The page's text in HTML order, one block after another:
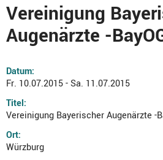
Vereinigung
Augenärzte -
Datum:
Fr. 10.07.2015 - Sa. 11.07.2015
Titel:
Vereinigung Bayerischer Augenärzte -
Ort:
Würzburg